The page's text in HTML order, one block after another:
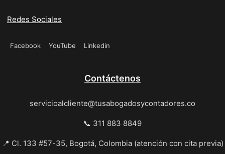
Redes Sociales
Facebook YouTube Linkedin
Contáctenos
servicioalcliente@tusabogadosycontadores.co
📞 311 883 8849
📍 Cl. 133 #57-35, Bogotá, Colombia (atención con cita previa)